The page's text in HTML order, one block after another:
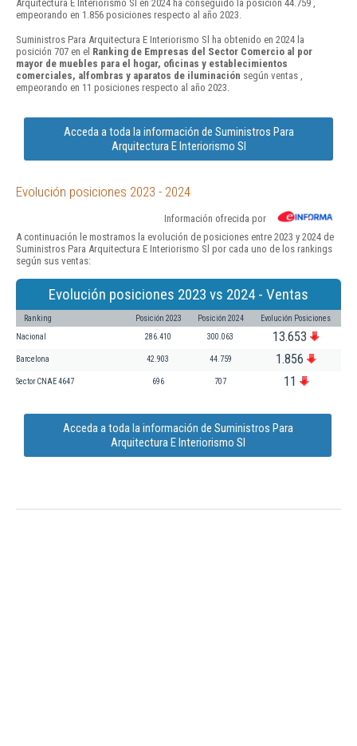
Arquitectura E Interiorismo Sl en 2024 ha conseguido la posición 44.759 ,
empeorando en 1.856 posiciones respecto al año 2023.
Suministros Para Arquitectura E Interiorismo Sl ha obtenido en 2024 la
posición 707 en el Ranking de Empresas del Sector Comercio al por
mayor de muebles para el hogar, oficinas y establecimientos
comerciales, alfombras y aparatos de iluminación según ventas ,
empeorando en 11 posiciones respecto al año 2023.
Acceda a toda la información de Suministros Para
Arquitectura E Interiorismo Sl
Evolución posiciones 2023 - 2024
Información ofrecida por
A continuación le mostramos la evolución de posiciones entre 2023 y 2024 de
Suministros Para Arquitectura E Interiorismo Sl por cada uno de los rankings
según sus ventas:
Evolución posiciones 2023 vs 2024 - Ventas
Ranking Posición 2023 Posición 2024 Evolución Posiciones
Nacional 286.410 300.063 13.653
Barcelona 42.903 44.759 1.856
Sector CNAE 4647 696 707 11
Acceda a toda la información de Suministros Para
Arquitectura E Interiorismo Sl